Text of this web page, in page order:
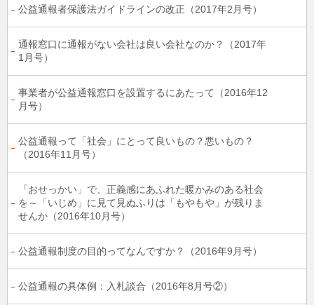
公益通報者保護法ガイドラインの改正（2017年2月号）
通報窓口に通報がない会社は良い会社なのか？（2017年
1月号）
事業者が公益通報窓口を設置するにあたって（2016年12
月号）
公益通報って「社会」にとって良いもの？悪いもの？
（2016年11月号）
「おせっかい」で、正義感にあふれた暖かみのある社会
を～「いじめ」に見て見ぬふりは「もやもや」が残りま
せんか（2016年10月号）
公益通報制度の目的ってなんですか？（2016年9月号）
公益通報の具体例：入札談合（2016年8月号②）